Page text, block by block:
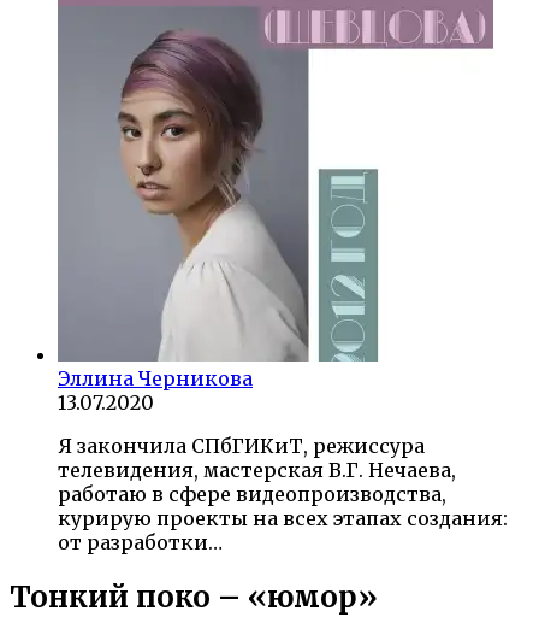
Эллина Черникова
13.07.2020
Я закончила СПбГИКиТ, режиссура
телевидения, мастерская В.Г. Нечаева,
работаю в сфере видеопроизводства,
курирую проекты на всех этапах создания:
от разработки…
Тонкий поко – «юмор»